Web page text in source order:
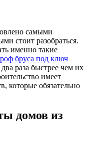
самыми
стоит разобраться.
именно такие
бруса под ключ
раза быстрее чем их
имеет
которые обязательно
домов из